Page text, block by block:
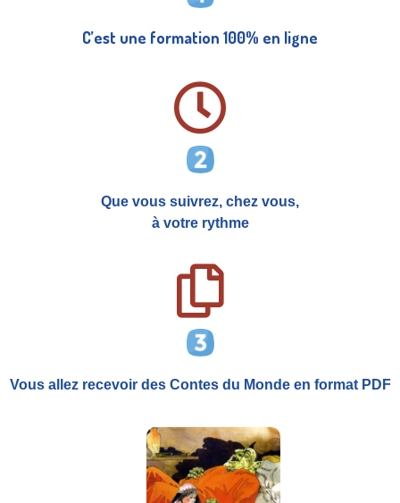
C’est une formation 100% en ligne
Que vous suivrez, chez vous,
à votre rythme
Vous allez recevoir des Contes du Monde en format PDF